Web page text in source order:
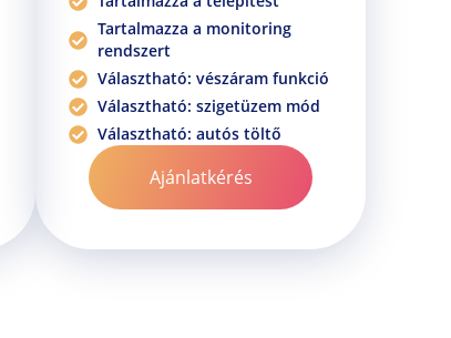
Tartalmazza a monitoring
rendszert
Választható: vészáram funkció
Választható: szigetüzem mód
Választható: autós töltő
Ajánlatkérés